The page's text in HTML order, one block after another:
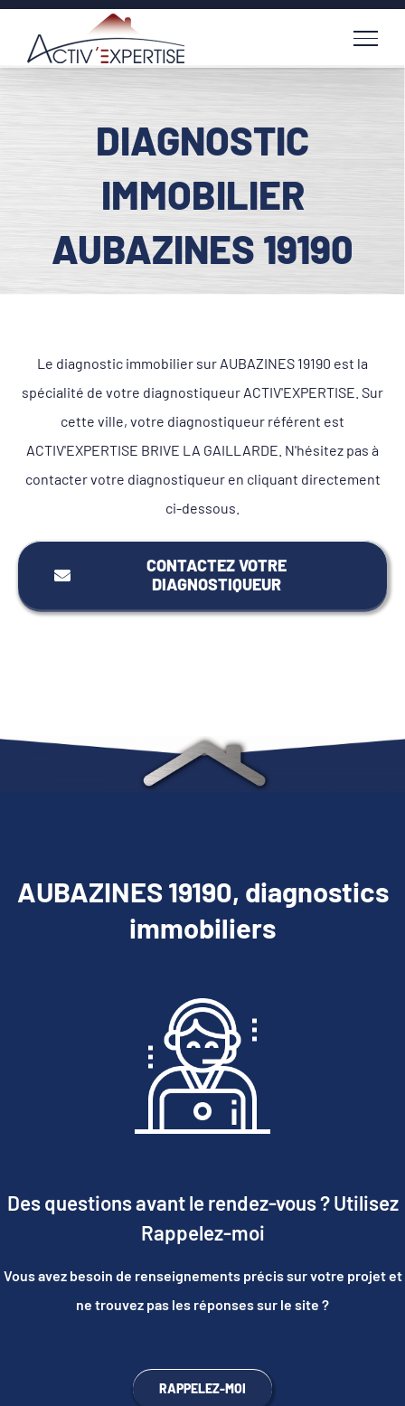
Passer
contenu
DIAGNOSTIC
IMMOBILIER
AUBAZINES 19190
Le diagnostic immobilier sur AUBAZINES 19190 est la
spécialité de votre diagnostiqueur ACTIV'EXPERTISE. Sur
cette ville, votre diagnostiqueur référent est
ACTIV'EXPERTISE BRIVE LA GAILLARDE. N'hésitez pas à
contacter votre diagnostiqueur en cliquant directement
ci-dessous.
CONTACTEZ VOTRE
DIAGNOSTIQUEUR
AUBAZINES 19190, diagnostics
immobiliers
Des questions avant le rendez-vous ? Utilisez
Rappelez-moi
Vous avez besoin de renseignements précis sur votre projet et
ne trouvez pas les réponses sur le site ?
RAPPELEZ-MOI